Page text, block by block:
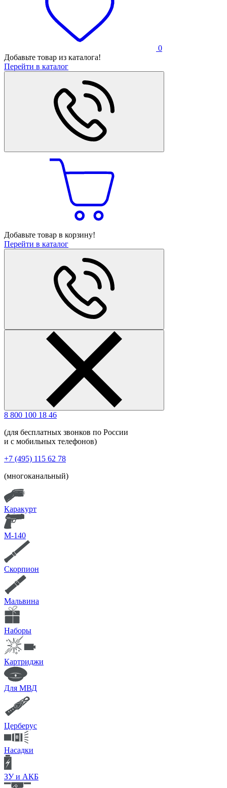
0
Добавьте товар из каталога!
Перейти в каталог
Добавьте товар в корзину!
Перейти в каталог
8 800 100 18 46
(для бесплатных звонков по России
и с мобильных телефонов)
+7 (495) 115 62 78
(многоканальный)
Каракурт
М-140
Скорпион
Мальвина
Наборы
Картриджи
Для МВД
Церберус
Насадки
ЗУ и АКБ